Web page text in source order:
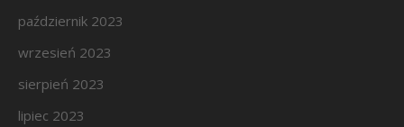
październik 2023
wrzesień 2023
sierpień 2023
lipiec 2023